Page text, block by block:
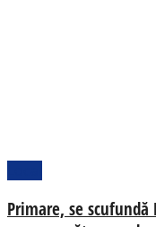
Primare, se